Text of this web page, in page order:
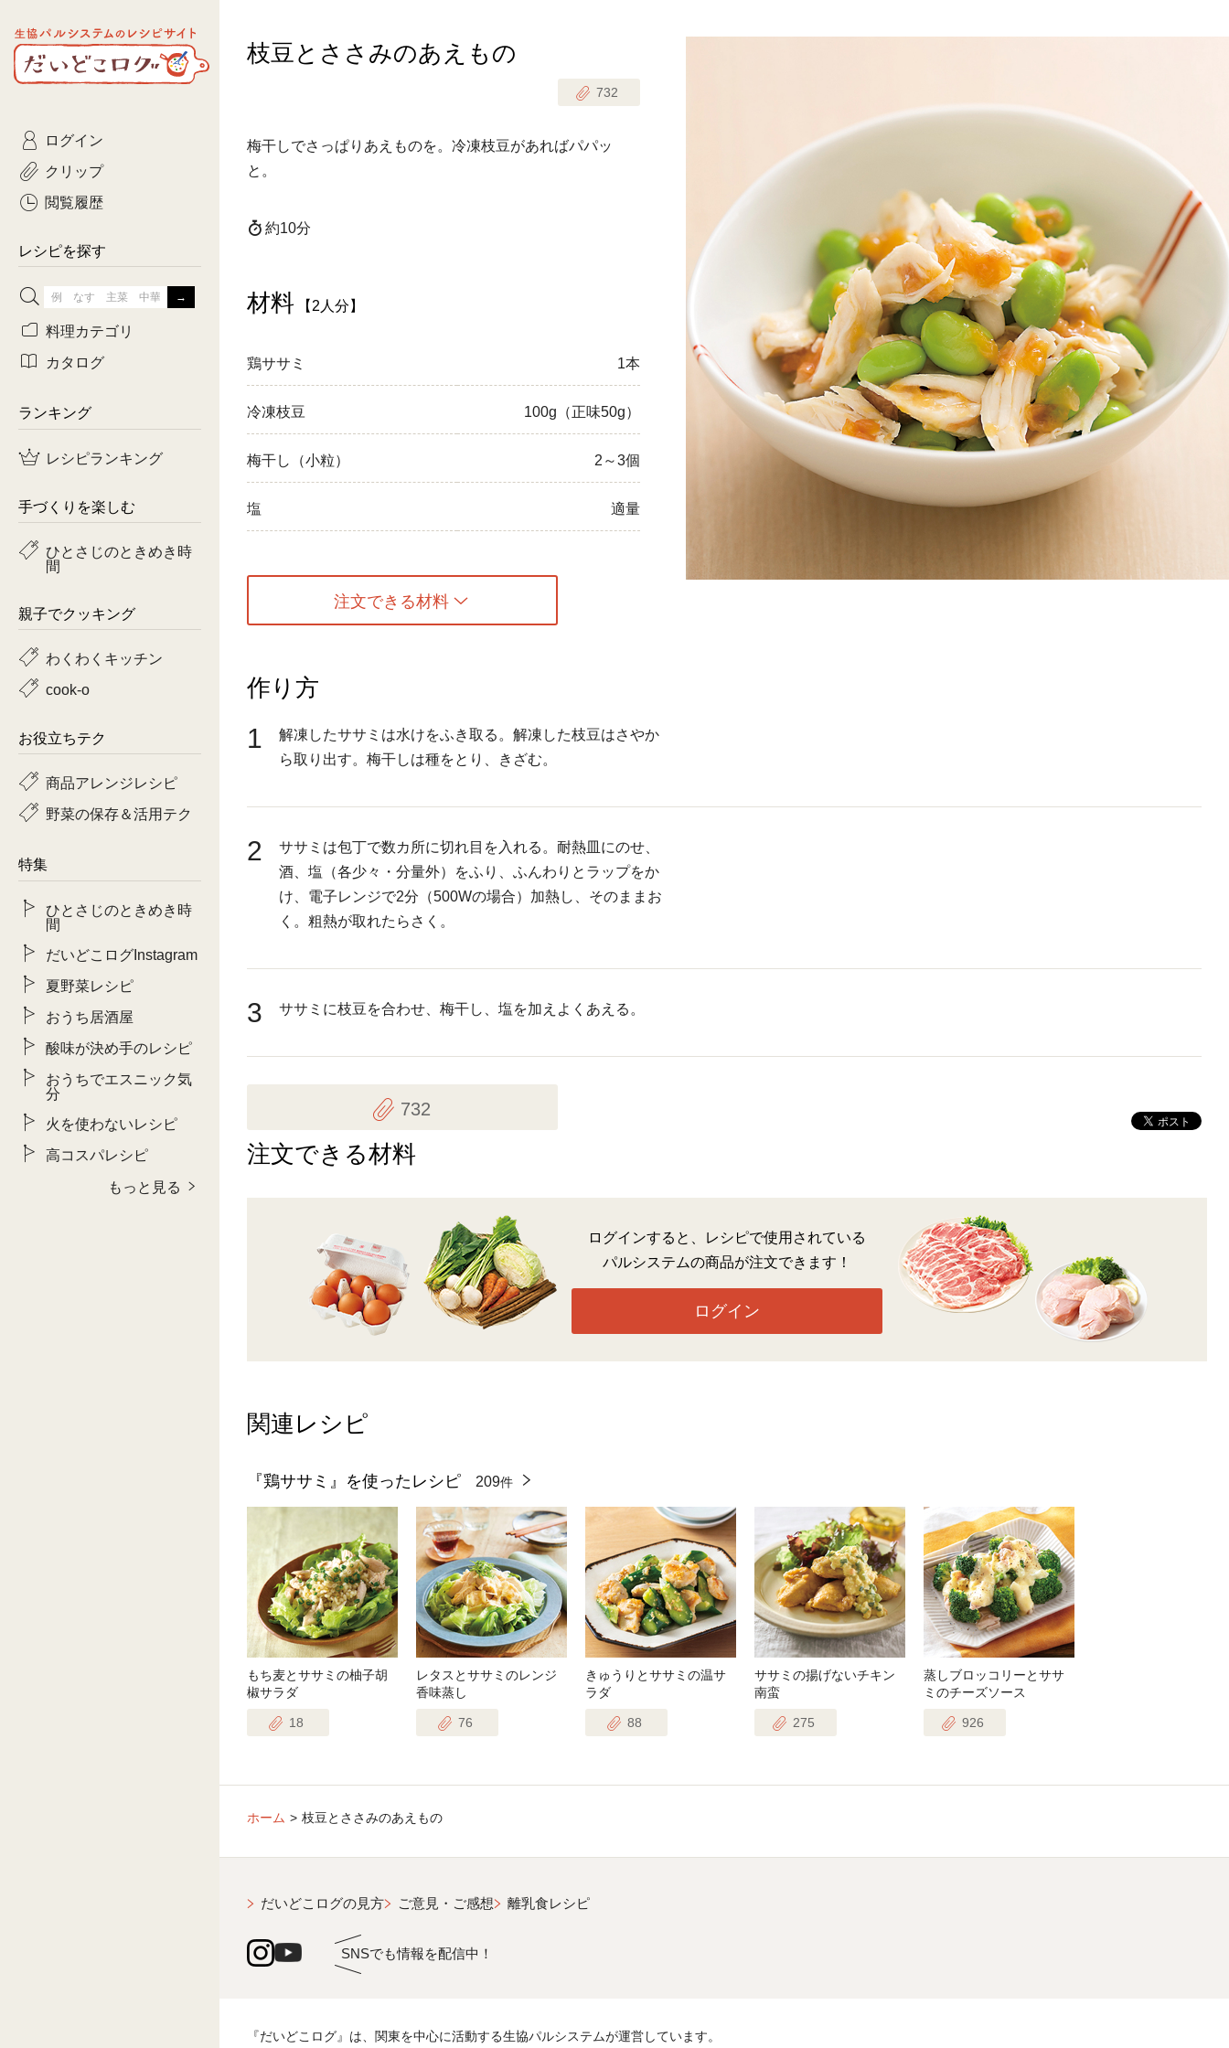
生協パルシステムのレシピ
サイト
だいどこログ
枝豆とささみのあえもの
732
梅干しでさっぱりあえものを。冷凍枝豆があればパパッ
と。
約10分
材料 【2人分】
鶏ササミ 1本
冷凍枝豆 100g（正味50g）
梅干し（小粒） 2～3個
塩 適量
注文できる材料
作り方
1
解凍したササミは水けをふき取る。解凍した枝豆はさやか
ら取り出す。梅干しは種をとり、きざむ。
2
ササミは包丁で数カ所に切れ目を入れる。耐熱皿にのせ、
酒、塩（各少々・分量外）をふり、ふんわりとラップをか
け、電子レンジで2分（500Wの場合）加熱し、そのままお
く。粗熱が取れたらさく。
3 ササミに枝豆を合わせ、梅干し、塩を加えよくあえる。
732
注文できる材料
ログインすると、レシピで使用されている
パルシステムの商品が注文できます！
ログイン
関連レシピ
『鶏ササミ』を使ったレシピ 209件
もち麦とササミの柚子胡
椒サラダ
18
レタスとササミのレンジ
香味蒸し
76
きゅうりとササミの温サ
ラダ
88
ササミの揚げないチキン
南蛮
275
蒸しブロッコリーとササ
ミのチーズソース
926
ホーム 枝豆とささみのあえもの
だいどこログの見方 ご意見・ご感想 離乳食レシピ
SNSでも情報を配信中！
『だいどこログ』は、関東を中心に活動する生協パルシステムが運営しています。
ログイン
クリップ
閲覧履歴
レシピを探す
ひとさじのときめき時間
おきらくだ 1歳半からの幼児食
有賀薫さんのスープ
鶏肉 ひき肉
魚 アスパラガス
料理カテゴリ
主菜
常備菜・作りおき お弁当
カタログ
コトコト
yumyumいっしょごはん
ランキング
レシピランキング
手づくりを楽しむ
ひとさじのときめき時
間
親子でクッキング
わくわくキッチン
cook-o
お役立ちテク
商品アレンジレシピ
野菜の保存＆活用テク
特集
ひとさじのときめき時
間
だいどこログInstagram
夏野菜レシピ
おうち居酒屋
酸味が決め手のレシピ
おうちでエスニック気
分
火を使わないレシピ
高コスパレシピ
もっと見る